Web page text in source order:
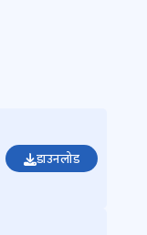
डाउनलोड